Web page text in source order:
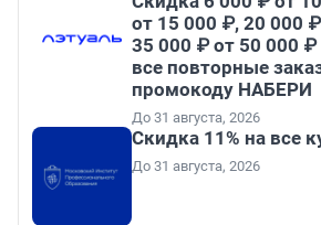
от 15 000 ₽, 20 000
35 000 ₽ от 50 000
все повторные
промокоду НАБЕРИ
До 31 августа, 2026
Скидка 11% на все
До 31 августа, 2026